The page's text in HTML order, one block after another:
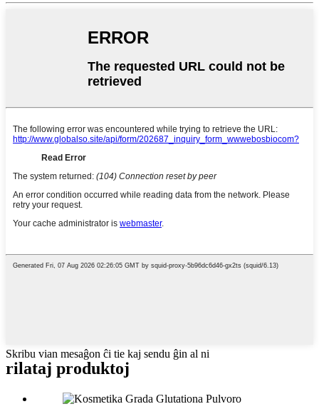
Skribu vian mesaĝon ĉi tie kaj sendu ĝin al ni
rilataj produktoj